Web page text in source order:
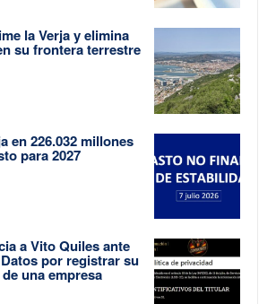
la Verja y elimina
su frontera terrestre
en 226.032 millones
para 2027
a Vito Quiles ante
por registrar su
una empresa